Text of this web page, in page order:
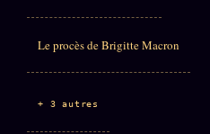
Le procès de Brigitte Macron
+ 3 autres